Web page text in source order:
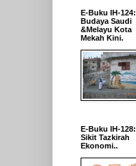
E-Buku IH-124:
Budaya Saudi
&Melayu Kota
Mekah Kini.
E-Buku IH-128:
Sikit Tazkirah
Ekonomi..